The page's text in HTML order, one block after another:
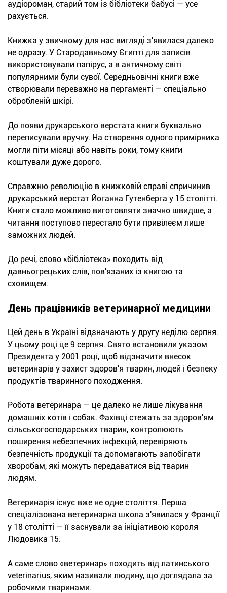
аудіороман, старий том із бібліотеки бабусі — усе
рахується.
Книжка у звичному для нас вигляді з'явилася далеко
не одразу. У Стародавньому Єгипті для записів
використовували папірус, а в античному світі
популярними були сувої. Середньовічні книги вже
створювали переважно на пергаменті — спеціально
обробленій шкірі.
До появи друкарського верстата книги буквально
переписували вручну. На створення одного примірника
могли піти місяці або навіть роки, тому книги
коштували дуже дорого.
Справжню революцію в книжковій справі спричинив
друкарський верстат Йоганна Гутенберга у 15 столітті.
Книги стало можливо виготовляти значно швидше, а
читання поступово перестало бути привілеєм лише
заможних людей.
До речі, слово «бібліотека» походить від
давньогрецьких слів, пов'язаних із книгою та
сховищем.
День працівників ветеринарної медицини
Цей день в Україні відзначають у другу неділю серпня.
У цьому році це 9 серпня. Свято встановили указом
Президента у 2001 році, щоб відзначити внесок
ветеринарів у захист здоров'я тварин, людей і безпеку
продуктів тваринного походження.
Робота ветеринара — це далеко не лише лікування
домашніх котів і собак. Фахівці стежать за здоров'ям
сільськогосподарських тварин, контролюють
поширення небезпечних інфекцій, перевіряють
безпечність продукції та допомагають запобігати
хворобам, які можуть передаватися від тварин
людям.
Ветеринарія існує вже не одне століття. Перша
спеціалізована ветеринарна школа з'явилася у Франції
у 18 столітті — її заснували за ініціативою короля
Людовика 15.
А саме слово «ветеринар» походить від латинського
veterinarius, яким називали людину, що доглядала за
робочими тваринами.